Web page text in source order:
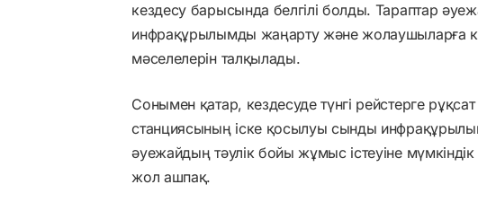
кездесу барысында белгілі болды. Тараптар
инфрақұрылымды жаңарту және жолаушыларға
мәселелерін талқылады.
Сонымен қатар, кездесуде түнгі рейстерге
станциясының іске қосылуы сынды
әуежайдың тәулік бойы жұмыс істеуіне мүмкіндік
жол ашпақ.